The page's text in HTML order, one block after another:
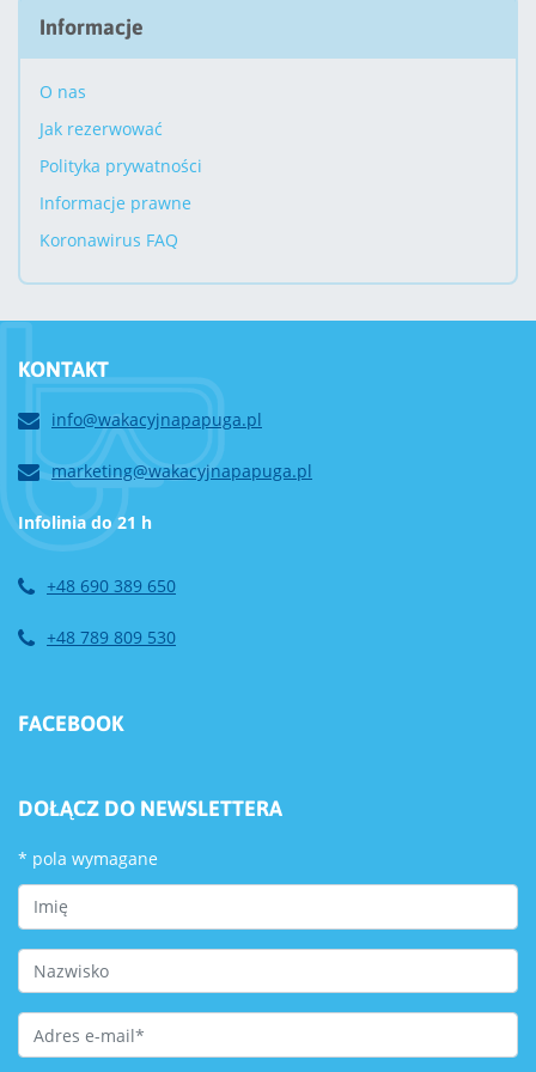
Informacje
O nas
Jak rezerwować
Polityka prywatności
Informacje prawne
Koronawirus FAQ
KONTAKT
info@wakacyjnapapuga.pl
marketing@wakacyjnapapuga.pl
Infolinia do 21 h
+48 690 389 650
+48 789 809 530
FACEBOOK
DOŁĄCZ DO NEWSLETTERA
* pola wymagane
First Name
Last Name
Email Address *